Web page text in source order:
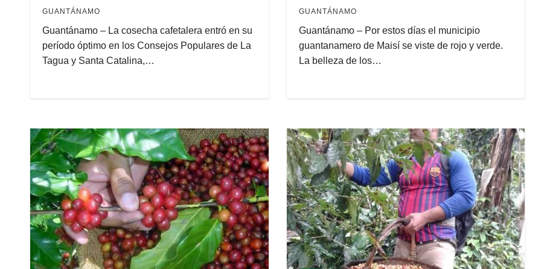
GUANTÁNAMO
Guantánamo – La cosecha cafetalera entró en su
período óptimo en los Consejos Populares de La
Tagua y Santa Catalina,…
GUANTÁNAMO
Guantánamo – Por estos días el municipio
guantanamero de Maisí se viste de rojo y verde.
La belleza de los…